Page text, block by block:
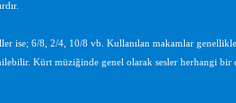
ise; 6/8, 2/4, 10/8 vb. Kullanılan makamlar
Kürt müziğinde genel olarak sesler herhangi bir